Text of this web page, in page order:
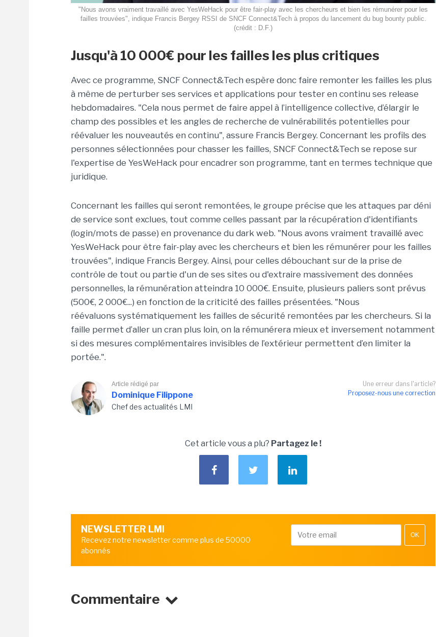
"Nous avons vraiment travaillé avec YesWeHack pour être fair-play avec les chercheurs et bien les rémunérer pour les
failles trouvées", indique Francis Bergey RSSI de SNCF Connect&Tech à propos du lancement du bug bounty public.
(crédit : D.F.)
Jusqu'à 10 000€ pour les failles les plus critiques
Avec ce programme, SNCF Connect&Tech espère donc faire remonter les failles les plus
à même de perturber ses services et applications pour tester en continu ses release
hebdomadaires. "Cela nous permet de faire appel à l’intelligence collective, d’élargir le
champ des possibles et les angles de recherche de vulnérabilités potentielles pour
réévaluer les nouveautés en continu", assure Francis Bergey. Concernant les profils des
personnes sélectionnées pour chasser les failles, SNCF Connect&Tech se repose sur
l'expertise de YesWeHack pour encadrer son programme, tant en termes technique que
juridique.
Concernant les failles qui seront remontées, le groupe précise que les attaques par déni
de service sont exclues, tout comme celles passant par la récupération d'identifiants
(login/mots de passe) en provenance du dark web. "Nous avons vraiment travaillé avec
YesWeHack pour être fair-play avec les chercheurs et bien les rémunérer pour les failles
trouvées", indique Francis Bergey. Ainsi, pour celles débouchant sur de la prise de
contrôle de tout ou partie d'un de ses sites ou d'extraire massivement des données
personnelles, la rémunération atteindra 10 000€. Ensuite, plusieurs paliers sont prévus
(500€, 2 000€...) en fonction de la criticité des failles présentées. "Nous
réévaluons systématiquement les failles de sécurité remontées par les chercheurs. Si la
faille permet d’aller un cran plus loin, on la rémunérera mieux et inversement notamment
si des mesures complémentaires invisibles de l’extérieur permettent d’en limiter la
portée.".
Une erreur dans l'article?
Proposez-nous une correction
Article rédigé par
Dominique Filippone
Chef des actualités LMI
Cet article vous a plu? Partagez le !
NEWSLETTER LMI
Recevez notre newsletter comme plus de 50000
abonnés
OK
Commentaire